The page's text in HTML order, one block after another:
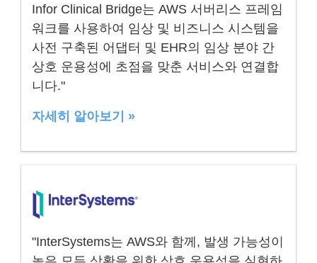
Infor Clinical Bridge는 AWS 서버리스 프레임
워크를 사용하여 임상 및 비즈니스 시스템을
사전 구축된 어댑터 및 EHR의 임상 분야 간
상호 운용성에 초점을 맞춘 서비스와 연결합
니다."
자세히 알아보기 »
"InterSystems는 AWS와 함께, 발생 가능성이